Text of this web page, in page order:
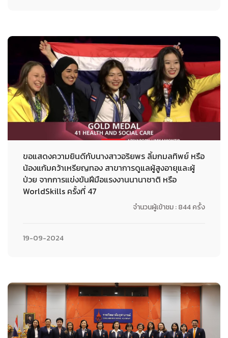
ขอแสดงความยินดีกับนางสาวอริยพร ลิ้มกมลทิพย์ หรือ
น้องแก้มคว้าเหรียญทอง สาขาการดูแลผู้สูงอายุและผู้
ป่วย จากการแข่งขันฝีมือแรงงานนานาชาติ หรือ
WorldSkills ครั้งที่ 47
จำนวนผู้เข้าชม : 844 ครั้ง
19-09-2024